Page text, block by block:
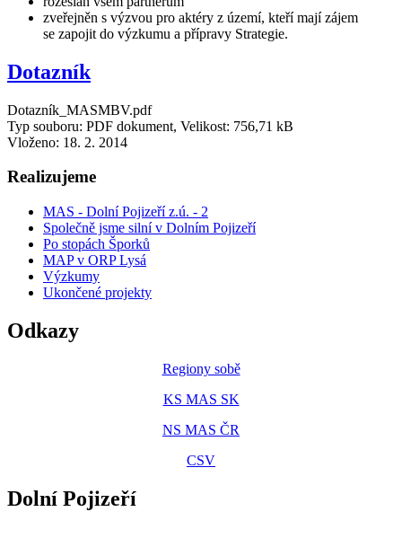
zveřejněn s výzvou pro aktéry z území, kteří mají zájem
se zapojit do výzkumu a přípravy Strategie.
Dotazník
Dotazník_MASMBV.pdf
Typ souboru: PDF dokument, Velikost: 756,71 kB
Vloženo: 18. 2. 2014
Realizujeme
MAS - Dolní Pojizeří z.ú. - 2
Společně jsme silní v Dolním Pojizeří
Po stopách Šporků
MAP v ORP Lysá
Výzkumy
Ukončené projekty
Odkazy
Regiony sobě
KS MAS SK
NS MAS ČR
CSV
Dolní Pojizeří